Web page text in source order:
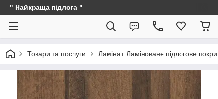
" Найкраща підлога "
Товари та послуги Ламінат. Ламіноване підлогове